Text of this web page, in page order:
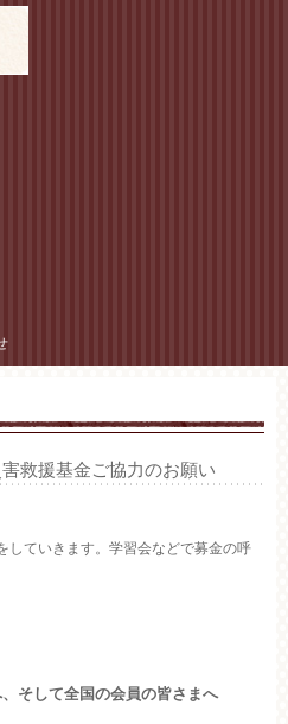
救援基金ご協力のお願い
していきます。学習会などで募金の呼
そして全国の会員の皆さまへ